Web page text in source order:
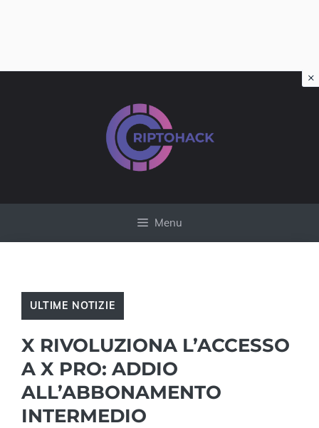
Menu
ULTIME NOTIZIE
X RIVOLUZIONA L’ACCESSO
A X PRO: ADDIO
ALL’ABBONAMENTO
INTERMEDIO
×